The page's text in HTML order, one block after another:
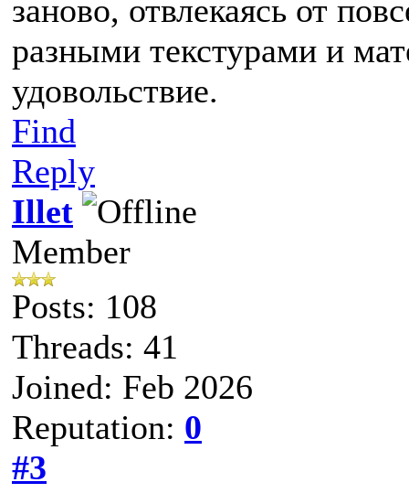
заново, отвлекаясь от
разными текстурами и
удовольствие.
Find
Reply
Illet
Member
Posts: 108
Threads: 41
Joined: Feb 2026
Reputation: 0
#3